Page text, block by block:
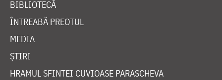
BIBLIOTECĂ
ÎNTREABĂ PREOTUL
MEDIA
ȘTIRI
HRAMUL SFINTEI CUVIOASE PARASCHEVA